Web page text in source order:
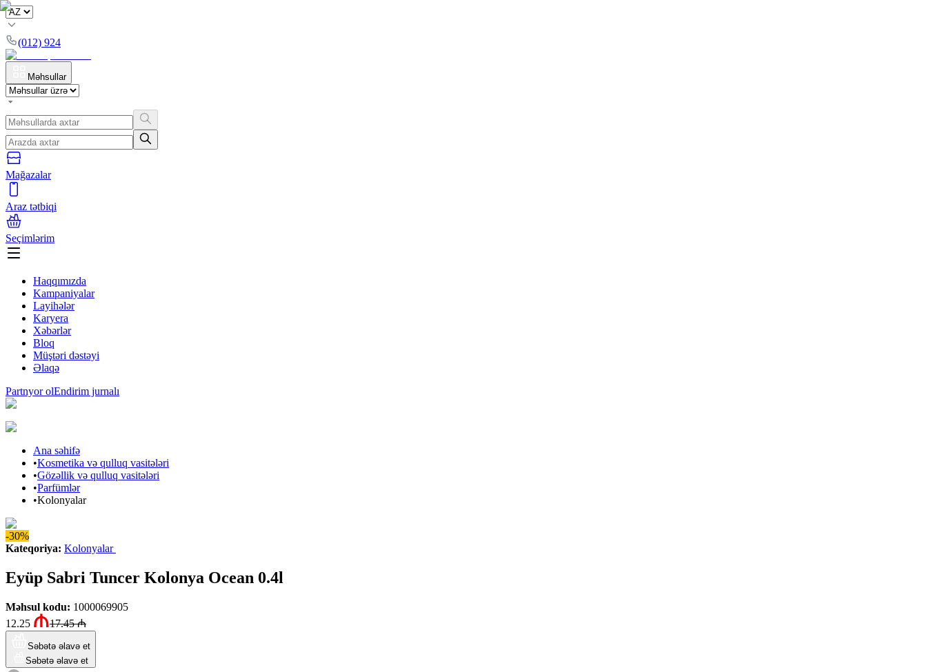
(012) 924
Məhsullar
Mağazalar
Araz tətbiqi
Seçimlərim
Haqqımızda
Kampaniyalar
Layihələr
Karyera
Xəbərlər
Bloq
Müştəri dəstəyi
Əlaqə
Partnyor olEndirim jurnalı
Ana səhifə
•Kosmetika və qulluq vasitələri
•Gözəllik və qulluq vasitələri
•Parfümlər
•Kolonyalar
-30%
Kateqoriya: Kolonyalar
Eyüp Sabri Tuncer Kolonya Ocean 0.4l
Məhsul kodu: 1000069905
12.25
17.45₼
Səbətə əlavə et
Səbətə əlavə et